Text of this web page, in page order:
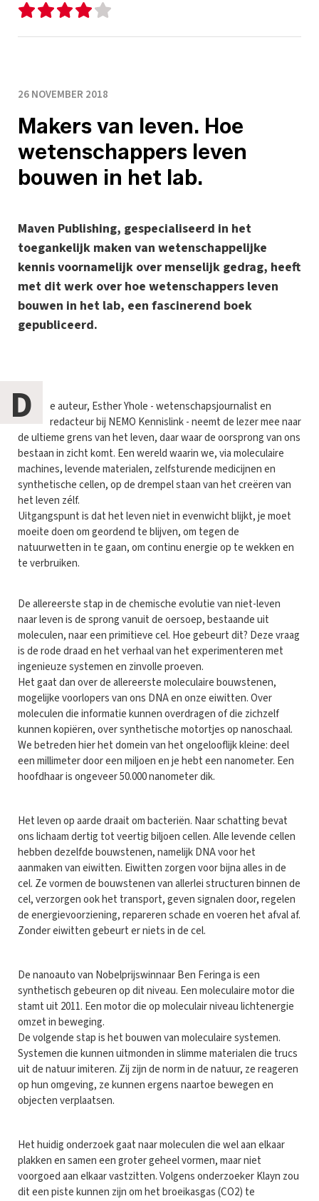
26 NOVEMBER 2018
Makers van leven. Hoe
wetenschappers leven
bouwen in het lab.
Maven Publishing, gespecialiseerd in het
toegankelijk maken van wetenschappelijke
kennis voornamelijk over menselijk gedrag, heeft
met dit werk over hoe wetenschappers leven
bouwen in het lab, een fascinerend boek
gepubliceerd.
D
e auteur, Esther Yhole - wetenschapsjournalist en
redacteur bij NEMO Kennislink - neemt de lezer mee naar
de ultieme grens van het leven, daar waar de oorsprong van ons
bestaan in zicht komt. Een wereld waarin we, via moleculaire
machines, levende materialen, zelfsturende medicijnen en
synthetische cellen, op de drempel staan van het creëren van
het leven zélf.
Uitgangspunt is dat het leven niet in evenwicht blijkt, je moet
moeite doen om geordend te blijven, om tegen de
natuurwetten in te gaan, om continu energie op te wekken en
te verbruiken.
De allereerste stap in de chemische evolutie van niet-leven
naar leven is de sprong vanuit de oersoep, bestaande uit
moleculen, naar een primitieve cel. Hoe gebeurt dit? Deze vraag
is de rode draad en het verhaal van het experimenteren met
ingenieuze systemen en zinvolle proeven.
Het gaat dan over de allereerste moleculaire bouwstenen,
mogelijke voorlopers van ons DNA en onze eiwitten. Over
moleculen die informatie kunnen overdragen of die zichzelf
kunnen kopiëren, over synthetische motortjes op nanoschaal.
We betreden hier het domein van het ongelooflijk kleine: deel
een millimeter door een miljoen en je hebt een nanometer. Een
hoofdhaar is ongeveer 50.000 nanometer dik.
Het leven op aarde draait om bacteriën. Naar schatting bevat
ons lichaam dertig tot veertig biljoen cellen. Alle levende cellen
hebben dezelfde bouwstenen, namelijk DNA voor het
aanmaken van eiwitten. Eiwitten zorgen voor bijna alles in de
cel. Ze vormen de bouwstenen van allerlei structuren binnen de
cel, verzorgen ook het transport, geven signalen door, regelen
de energievoorziening, repareren schade en voeren het afval af.
Zonder eiwitten gebeurt er niets in de cel.
De nanoauto van Nobelprijswinnaar Ben Feringa is een
synthetisch gebeuren op dit niveau. Een moleculaire motor die
stamt uit 2011. Een motor die op moleculair niveau lichtenergie
omzet in beweging.
De volgende stap is het bouwen van moleculaire systemen.
Systemen die kunnen uitmonden in slimme materialen die trucs
uit de natuur imiteren. Zij zijn de norm in de natuur, ze reageren
op hun omgeving, ze kunnen ergens naartoe bewegen en
objecten verplaatsen.
Het huidig onderzoek gaat naar moleculen die wel aan elkaar
plakken en samen een groter geheel vormen, maar niet
voorgoed aan elkaar vastzitten. Volgens onderzoeker Klayn zou
dit een piste kunnen zijn om het broeikasgas (CO2) te